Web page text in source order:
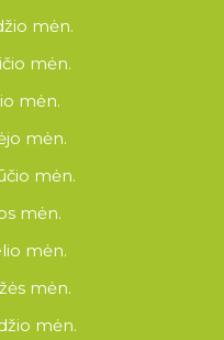
mėn.
mėn.
mėn.
mėn.
mėn.
mėn.
mėn.
mėn.
mėn.